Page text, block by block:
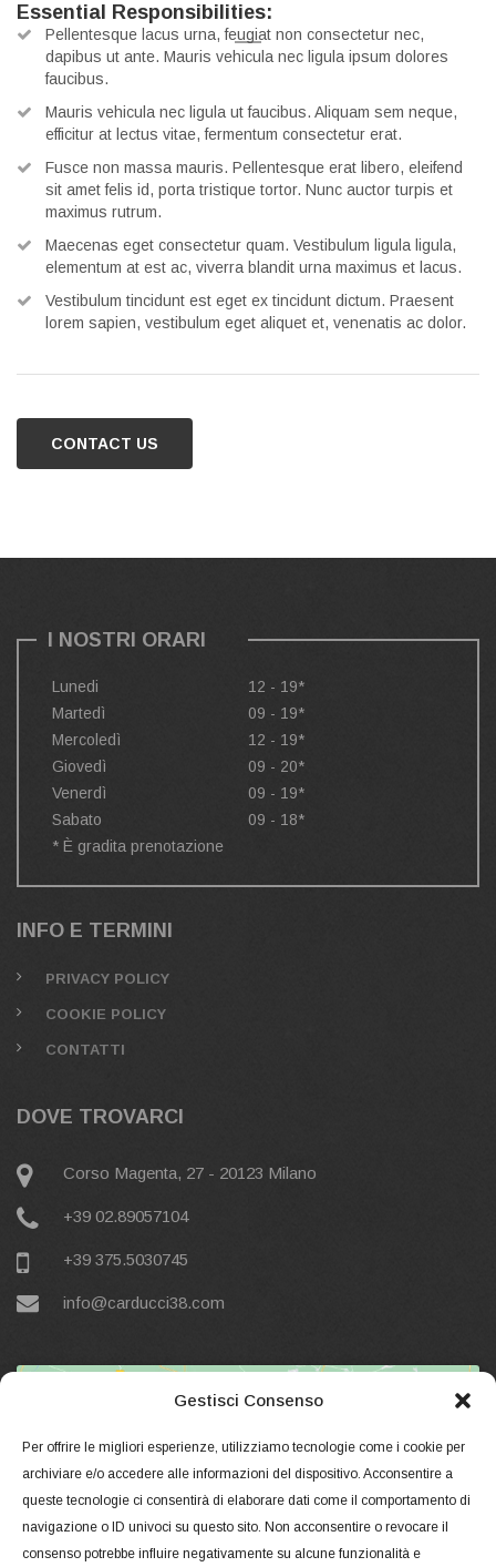
Gestisci Consenso
Per offrire le migliori esperienze, utilizziamo tecnologie come i cookie per
archiviare e/o accedere alle informazioni del dispositivo. Acconsentire a
queste tecnologie ci consentirà di elaborare dati come il comportamento di
navigazione o ID univoci su questo sito. Non acconsentire o revocare il
consenso potrebbe influire negativamente su alcune funzionalità e
Essential Responsibilities:
Pellentesque lacus urna, feugiat non consectetur nec,
dapibus ut ante. Mauris vehicula nec ligula ipsum dolores
faucibus.
Mauris vehicula nec ligula ut faucibus. Aliquam sem neque,
efficitur at lectus vitae, fermentum consectetur erat.
Fusce non massa mauris. Pellentesque erat libero, eleifend
sit amet felis id, porta tristique tortor. Nunc auctor turpis et
maximus rutrum.
Maecenas eget consectetur quam. Vestibulum ligula ligula,
elementum at est ac, viverra blandit urna maximus et lacus.
Vestibulum tincidunt est eget ex tincidunt dictum. Praesent
lorem sapien, vestibulum eget aliquet et, venenatis ac dolor.
CONTACT US
I NOSTRI ORARI
Lunedi
12 - 19*
Martedì
09 - 19*
Mercoledì
12 - 19*
Giovedì
09 - 20*
Venerdì
09 - 19*
Sabato
09 - 18*
* È gradita prenotazione
INFO E TERMINI
PRIVACY POLICY
COOKIE POLICY
CONTATTI
DOVE TROVARCI
Corso Magenta, 27 - 20123 Milano
+39 02.89057104
+39 375.5030745‬
info@carducci38.com
Click to accept marketing cookies and
enable this content